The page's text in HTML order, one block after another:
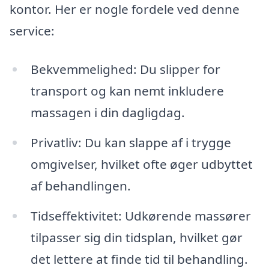
kontor. Her er nogle fordele ved denne
service:
Bekvemmelighed: Du slipper for
transport og kan nemt inkludere
massagen i din dagligdag.
Privatliv: Du kan slappe af i trygge
omgivelser, hvilket ofte øger udbyttet
af behandlingen.
Tidseffektivitet: Udkørende massører
tilpasser sig din tidsplan, hvilket gør
det lettere at finde tid til behandling.